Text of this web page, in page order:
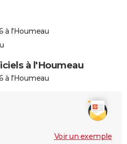
à l'Houmeau
à l'Houmeau
à l'Houmeau
Voir un exemple